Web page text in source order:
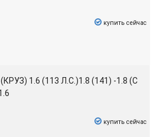
купить сейчас
1.6 (113 Л.С.)1.8 (141) -1.8 (С
купить сейчас